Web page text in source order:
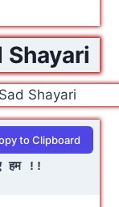
Shayari
ग़म
हम !!
to Clipboard